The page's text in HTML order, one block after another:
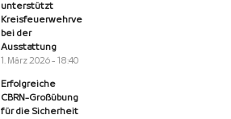
unterstützt
Kreisfeuerwehrverband
bei der
Ausstattung
1. März 2026 - 18:40
Erfolgreiche
CBRN-Großübung
für die Sicherheit